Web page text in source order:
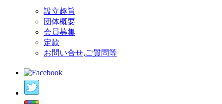
設立趣旨
団体概要
会員募集
定款
お問い合せ,ご質問等